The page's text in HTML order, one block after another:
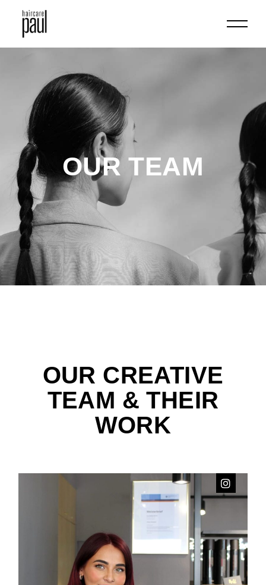
OUR TEAM
OUR CREATIVE
TEAM & THEIR
WORK